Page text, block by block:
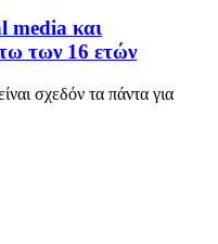
media και
των 16 ετών
σχεδόν τα πάντα για